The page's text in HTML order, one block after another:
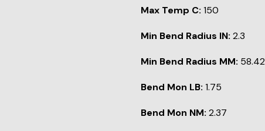
Max Temp C: 150
Min Bend Radius IN: 2.3
Min Bend Radius MM: 58.42
Bend Mon LB: 1.75
Bend Mon NM: 2.37